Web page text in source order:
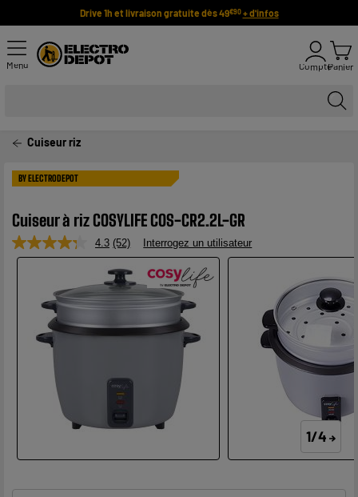
Drive 1h et livraison gratuite dès 49€90 + d'infos
Menu ComptePanier
Cuiseur riz
BY ELECTRODEPOT
Cuiseur à riz COSYLIFE COS-CR2.2L-GR
4.3 Lire
52
avis.
Lien
sur
même
page.
(52) Interrogez un utilisateur
1/4